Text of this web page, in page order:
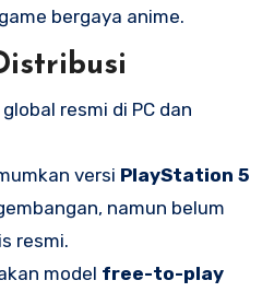
bergaya anime.
global resmi di PC dan
versi PlayStation 5
namun belum
resmi.
model free-to-play